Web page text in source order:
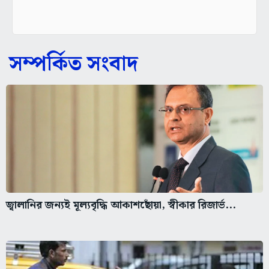
সম্পর্কিত সংবাদ
জ্বালানির জন্যই মূল্যবৃদ্ধি আকাশছোঁয়া, স্বীকার রিজার্ভ...